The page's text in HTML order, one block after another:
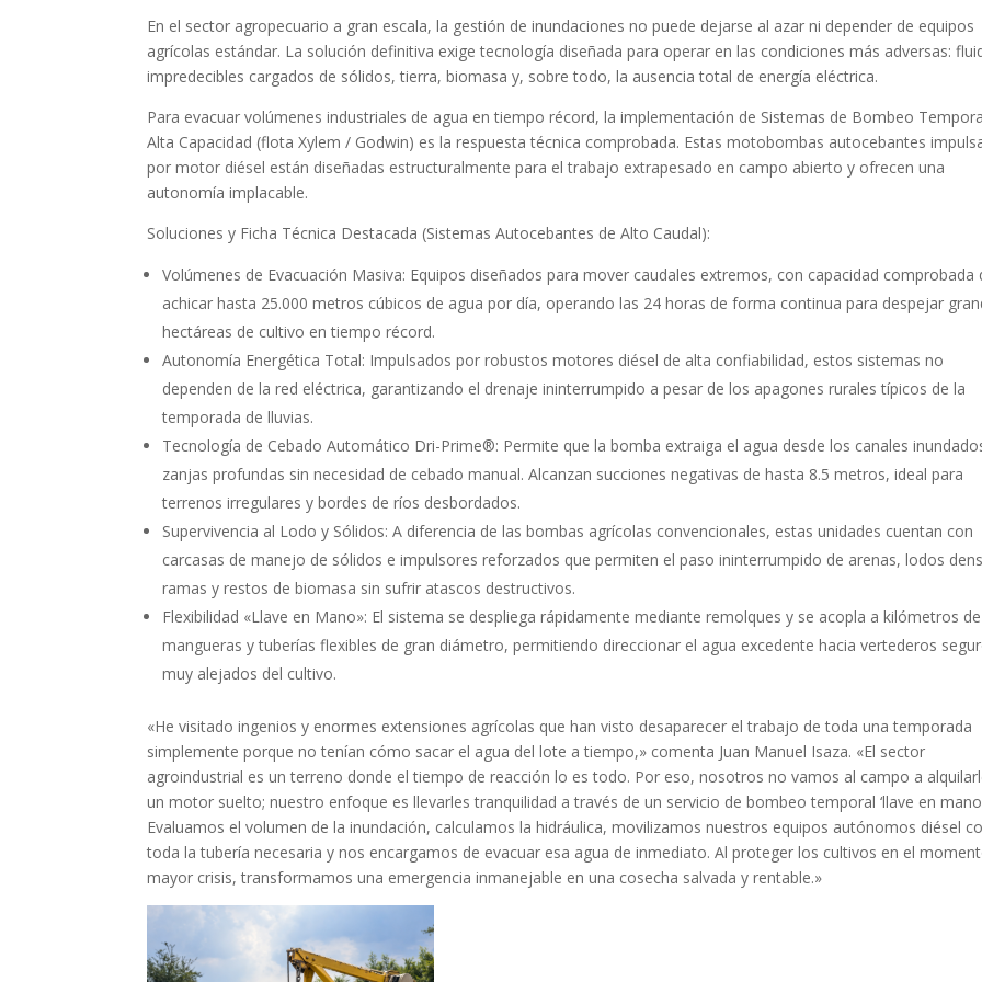
En el sector agropecuario a gran escala, la gestión de inundaciones no puede dejarse al azar ni depender de equipos
agrícolas estándar. La solución definitiva exige tecnología diseñada para operar en las condiciones más adversas:
impredecibles cargados de sólidos, tierra, biomasa y, sobre todo, la ausencia total de energía eléctrica.
Para evacuar volúmenes industriales de agua en tiempo récord, la implementación de Sistemas de Bombeo
Alta Capacidad (flota Xylem / Godwin) es la respuesta técnica comprobada. Estas motobombas autocebantes
por motor diésel están diseñadas estructuralmente para el trabajo extrapesado en campo abierto y ofrecen una
autonomía implacable.
Soluciones y Ficha Técnica Destacada (Sistemas Autocebantes de Alto Caudal):
Volúmenes de Evacuación Masiva: Equipos diseñados para mover caudales extremos, con capacidad comprobada
achicar hasta 25.000 metros cúbicos de agua por día, operando las 24 horas de forma continua para despejar
hectáreas de cultivo en tiempo récord.
Autonomía Energética Total: Impulsados por robustos motores diésel de alta confiabilidad, estos sistemas no
dependen de la red eléctrica, garantizando el drenaje ininterrumpido a pesar de los apagones rurales típicos de la
temporada de lluvias.
Tecnología de Cebado Automático Dri-Prime®: Permite que la bomba extraiga el agua desde los canales
zanjas profundas sin necesidad de cebado manual. Alcanzan succiones negativas de hasta 8.5 metros, ideal para
terrenos irregulares y bordes de ríos desbordados.
Supervivencia al Lodo y Sólidos: A diferencia de las bombas agrícolas convencionales, estas unidades cuentan con
carcasas de manejo de sólidos e impulsores reforzados que permiten el paso ininterrumpido de arenas, lodos
ramas y restos de biomasa sin sufrir atascos destructivos.
Flexibilidad «Llave en Mano»: El sistema se despliega rápidamente mediante remolques y se acopla a kilómetros de
mangueras y tuberías flexibles de gran diámetro, permitiendo direccionar el agua excedente hacia vertederos
muy alejados del cultivo.
«He visitado ingenios y enormes extensiones agrícolas que han visto desaparecer el trabajo de toda una temporada
simplemente porque no tenían cómo sacar el agua del lote a tiempo,» comenta Juan Manuel Isaza. «El sector
agroindustrial es un terreno donde el tiempo de reacción lo es todo. Por eso, nosotros no vamos al campo a
un motor suelto; nuestro enfoque es llevarles tranquilidad a través de un servicio de bombeo temporal ‘llave en
Evaluamos el volumen de la inundación, calculamos la hidráulica, movilizamos nuestros equipos autónomos diésel
toda la tubería necesaria y nos encargamos de evacuar esa agua de inmediato. Al proteger los cultivos en el
mayor crisis, transformamos una emergencia inmanejable en una cosecha salvada y rentable.»